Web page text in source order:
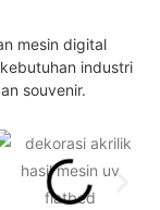
mesin digital
industri
souvenir.